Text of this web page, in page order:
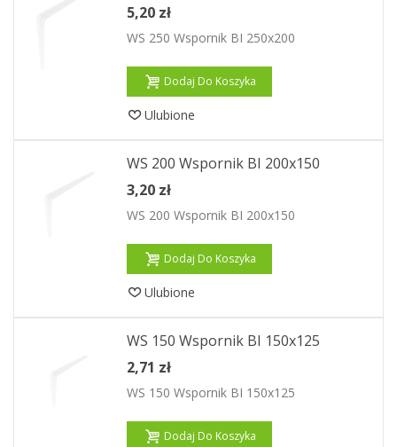
5,20 zł
WS 250 Wspornik BI 250x200
Dodaj Do Koszyka
Ulubione
WS 200 Wspornik BI 200x150
3,20 zł
WS 200 Wspornik BI 200x150
Dodaj Do Koszyka
Ulubione
WS 150 Wspornik BI 150x125
2,71 zł
WS 150 Wspornik BI 150x125
Dodaj Do Koszyka